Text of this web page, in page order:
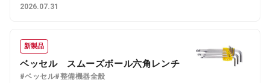
2026.07.31
新製品
ベッセル スムーズボール六角レンチ
#ベッセル#整備機器全般